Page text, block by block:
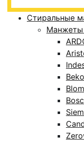
Стиральные
Манжеты
Beko